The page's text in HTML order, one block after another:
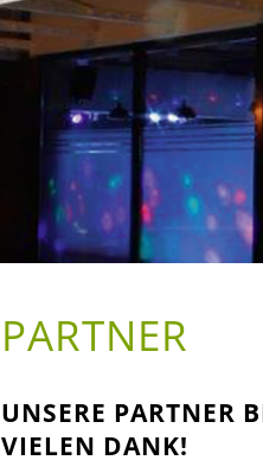
PARTNER
UNSERE PARTNER
VIELEN DANK!